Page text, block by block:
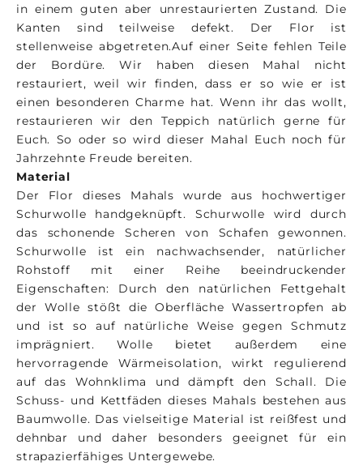
in einem guten aber unrestaurierten Zustand. Die
Kanten sind teilweise defekt. Der Flor ist
stellenweise abgetreten.Auf einer Seite fehlen Teile
der Bordüre. Wir haben diesen Mahal nicht
restauriert, weil wir finden, dass er so wie er ist
einen besonderen Charme hat. Wenn ihr das wollt,
restaurieren wir den Teppich natürlich gerne für
Euch. So oder so wird dieser Mahal Euch noch für
Jahrzehnte Freude bereiten.
Material
Der Flor dieses Mahals wurde aus hochwertiger
Schurwolle handgeknüpft. Schurwolle wird durch
das schonende Scheren von Schafen gewonnen.
Schurwolle ist ein nachwachsender, natürlicher
Rohstoff mit einer Reihe beeindruckender
Eigenschaften: Durch den natürlichen Fettgehalt
der Wolle stößt die Oberfläche Wassertropfen ab
und ist so auf natürliche Weise gegen Schmutz
imprägniert. Wolle bietet außerdem eine
hervorragende Wärmeisolation, wirkt regulierend
auf das Wohnklima und dämpft den Schall. Die
Schuss- und Kettfäden dieses Mahals bestehen aus
Baumwolle. Das vielseitige Material ist reißfest und
dehnbar und daher besonders geeignet für ein
strapazierfähiges Untergewebe.